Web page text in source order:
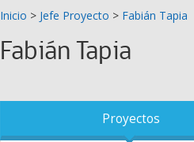
Inicio > Jefe Proyecto > Fabián Tapia
Fabián Tapia
Proyectos